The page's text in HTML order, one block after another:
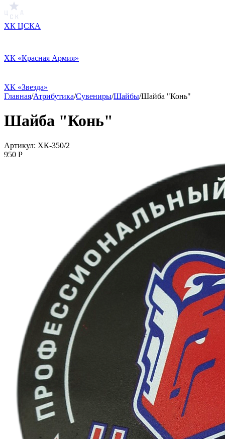
ХК ЦСКА
ХК «Красная Армия»
ХК «Звезда»
Главная/Атрибутика/Сувениры/Шайбы/Шайба "Конь"
Шайба "Конь"
Артикул: ХК-350/2
950 P